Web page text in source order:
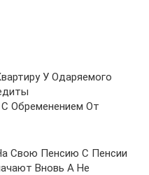
У Одаряемого
Обременением От
Свою Пенсию С Пенсии
Вновь А Не